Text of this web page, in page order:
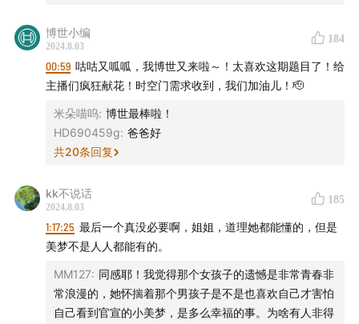
经历？
背景音乐-来自平台musicbed
Gimme Some More (instrumental)- Joybird
Where I Wanna Be (instrumental)- Dazy Chain
Bounce- Steven Gutheinz
制作：谐聊团队
博世小编
2024.8.03
184
00:59 咕咕又呱呱，我博世又来啦～！太喜欢这期题目了！给
主播们疯狂献花！时空门需求收到，我们加油儿！🫡
米朵喵呜: 博世最棒啦！
HD690459g: 爸爸好
共20条回复
kk不说话
2024.8.03
185
1:17:25 最后一个真没必要啊，姐姐，道理她都能懂的，但是
美梦不是人人都能有的。
MM127: 同感耶！我觉得那个女孩子的遗憾是非常青春非
常浪漫的，她怀揣着那个男孩子是不是也喜欢自己才害怕
自己看到官宣的小美梦，是多么幸福的事。为啥有人非得